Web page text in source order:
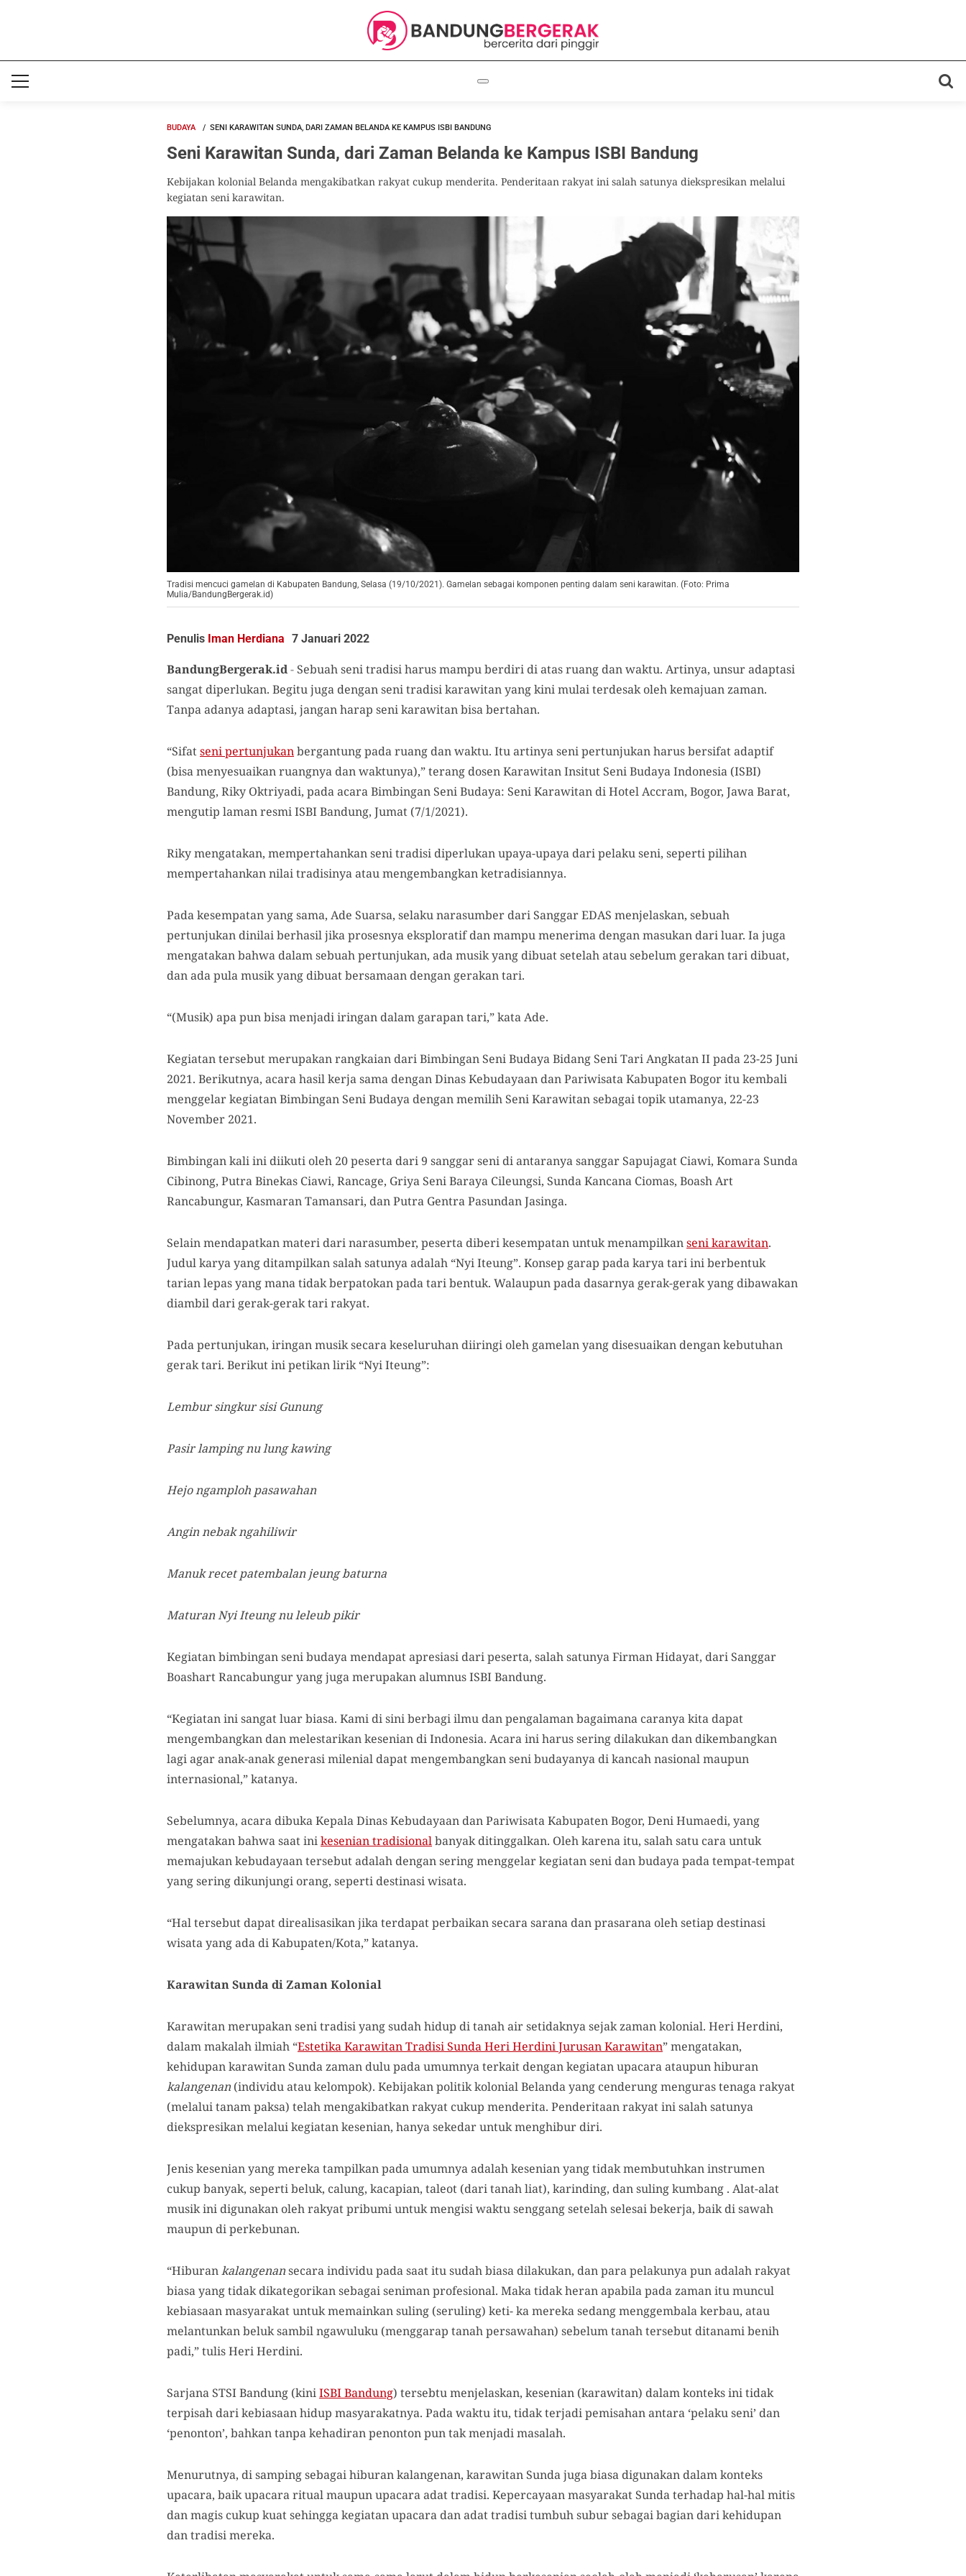
BUDAYA SENI KARAWITAN SUNDA, DARI ZAMAN BELANDA KE KAMPUS ISBI BANDUNG
Seni Karawitan Sunda, dari Zaman Belanda ke Kampus ISBI Bandung
Kebijakan kolonial Belanda mengakibatkan rakyat cukup menderita. Penderitaan rakyat ini salah satunya diekspresikan melalui
kegiatan seni karawitan.
Tradisi mencuci gamelan di Kabupaten Bandung, Selasa (19/10/2021). Gamelan sebagai komponen penting dalam seni karawitan. (Foto: Prima
Mulia/BandungBergerak.id)
Penulis Iman Herdiana 7 Januari 2022
BandungBergerak.id- Sebuah seni tradisi harus mampu berdiri di atas ruang dan waktu. Artinya, unsur adaptasi
sangat diperlukan. Begitu juga dengan seni tradisi karawitan yang kini mulai terdesak oleh kemajuan zaman.
Tanpa adanya adaptasi, jangan harap seni karawitan bisa bertahan.
“Sifatseni pertunjukanbergantung pada ruang dan waktu. Itu artinya seni pertunjukan harus bersifat adaptif
(bisa menyesuaikan ruangnya dan waktunya),” terang dosen Karawitan Insitut Seni Budaya Indonesia (ISBI)
Bandung, Riky Oktriyadi, pada acara Bimbingan Seni Budaya: Seni Karawitan di Hotel Accram, Bogor, Jawa Barat,
mengutip laman resmi ISBI Bandung, Jumat (7/1/2021).
Riky mengatakan, mempertahankan seni tradisi diperlukan upaya-upaya dari pelaku seni, seperti pilihan
mempertahankan nilai tradisinya atau mengembangkan ketradisiannya.
Pada kesempatan yang sama, Ade Suarsa, selaku narasumber dari Sanggar EDAS menjelaskan, sebuah
pertunjukan dinilai berhasil jika prosesnya eksploratif dan mampu menerima dengan masukan dari luar. Ia juga
mengatakan bahwa dalam sebuah pertunjukan, ada musik yang dibuat setelah atau sebelum gerakan tari dibuat,
dan ada pula musik yang dibuat bersamaan dengan gerakan tari.
“(Musik) apa pun bisa menjadi iringan dalam garapan tari,” kata Ade.
Kegiatan tersebut merupakan rangkaian dari Bimbingan Seni Budaya Bidang Seni Tari Angkatan II pada 23-25 Juni
2021. Berikutnya, acara hasil kerja sama dengan Dinas Kebudayaan dan Pariwisata Kabupaten Bogor itu kembali
menggelar kegiatan Bimbingan Seni Budaya dengan memilih Seni Karawitan sebagai topik utamanya, 22-23
November 2021.
Bimbingan kali ini diikuti oleh 20 peserta dari 9 sanggar seni di antaranya sanggar Sapujagat Ciawi, Komara Sunda
Cibinong, Putra Binekas Ciawi, Rancage, Griya Seni Baraya Cileungsi, Sunda Kancana Ciomas, Boash Art
Rancabungur, Kasmaran Tamansari, dan Putra Gentra Pasundan Jasinga.
Selain mendapatkan materi dari narasumber, peserta diberi kesempatan untuk menampilkanseni karawitan.
Judul karya yang ditampilkan salah satunya adalah “Nyi Iteung”. Konsep garap pada karya tari ini berbentuk
tarian lepas yang mana tidak berpatokan pada tari bentuk. Walaupun pada dasarnya gerak-gerak yang dibawakan
diambil dari gerak-gerak tari rakyat.
Pada pertunjukan, iringan musik secara keseluruhan diiringi oleh gamelan yang disesuaikan dengan kebutuhan
gerak tari. Berikut ini petikan lirik “Nyi Iteung”:
Lembur singkur sisi Gunung
Pasir lamping nu lung kawing
Hejo ngamploh pasawahan
Angin nebak ngahiliwir
Manuk recet patembalan jeung baturna
Maturan Nyi Iteung nu leleub pikir
Kegiatan bimbingan seni budaya mendapat apresiasi dari peserta, salah satunya Firman Hidayat, dari Sanggar
Boashart Rancabungur yang juga merupakan alumnus ISBI Bandung.
“Kegiatan ini sangat luar biasa. Kami di sini berbagi ilmu dan pengalaman bagaimana caranya kita dapat
mengembangkan dan melestarikan kesenian di Indonesia. Acara ini harus sering dilakukan dan dikembangkan
lagi agar anak-anak generasi milenial dapat mengembangkan seni budayanya di kancah nasional maupun
internasional,” katanya.
Sebelumnya, acara dibuka Kepala Dinas Kebudayaan dan Pariwisata Kabupaten Bogor, Deni Humaedi, yang
mengatakan bahwa saat inikesenian tradisionalbanyak ditinggalkan. Oleh karena itu, salah satu cara untuk
memajukan kebudayaan tersebut adalah dengan sering menggelar kegiatan seni dan budaya pada tempat-tempat
yang sering dikunjungi orang, seperti destinasi wisata.
“Hal tersebut dapat direalisasikan jika terdapat perbaikan secara sarana dan prasarana oleh setiap destinasi
wisata yang ada di Kabupaten/Kota,” katanya.
Karawitan Sunda di Zaman Kolonial
Karawitan merupakan seni tradisi yang sudah hidup di tanah air setidaknya sejak zaman kolonial. Heri Herdini,
dalam makalah ilmiah “Estetika Karawitan Tradisi Sunda Heri Herdini Jurusan Karawitan” mengatakan,
kehidupan karawitan Sunda zaman dulu pada umumnya terkait dengan kegiatan upacara ataupun hiburan
kalangenan (individu atau kelompok). Kebijakan politik kolonial Belanda yang cenderung menguras tenaga rakyat
(melalui tanam paksa) telah mengakibatkan rakyat cukup menderita. Penderitaan rakyat ini salah satunya
diekspresikan melalui kegiatan kesenian, hanya sekedar untuk menghibur diri.
Jenis kesenian yang mereka tampilkan pada umumnya adalah kesenian yang tidak membutuhkan instrumen
cukup banyak, seperti beluk, calung, kacapian, taleot (dari tanah liat), karinding, dan suling kumbang . Alat-alat
musik ini digunakan oleh rakyat pribumi untuk mengisi waktu senggang setelah selesai bekerja, baik di sawah
maupun di perkebunan.
“Hiburankalangenansecara individu pada saat itu sudah biasa dilakukan, dan para pelakunya pun adalah rakyat
biasa yang tidak dikategorikan sebagai seniman profesional. Maka tidak heran apabila pada zaman itu muncul
kebiasaan masyarakat untuk memainkan suling (seruling) keti- ka mereka sedang menggembala kerbau, atau
melantunkan beluk sambil ngawuluku (menggarap tanah persawahan) sebelum tanah tersebut ditanami benih
padi,” tulis Heri Herdini.
Sarjana STSI Bandung (kiniISBI Bandung) tersebtu menjelaskan, kesenian (karawitan) dalam konteks ini tidak
terpisah dari kebiasaan hidup masyarakatnya. Pada waktu itu, tidak terjadi pemisahan antara ‘pelaku seni’ dan
‘penonton’, bahkan tanpa kehadiran penonton pun tak menjadi masalah.
Menurutnya, di samping sebagai hiburan kalangenan, karawitan Sunda juga biasa digunakan dalam konteks
upacara, baik upacara ritual maupun upacara adat tradisi. Kepercayaan masyarakat Sunda terhadap hal-hal mitis
dan magis cukup kuat sehingga kegiatan upacara dan adat tradisi tumbuh subur sebagai bagian dari kehidupan
dan tradisi mereka.